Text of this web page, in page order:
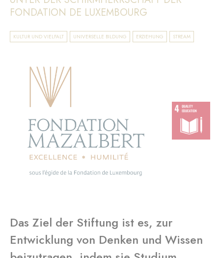
FONDATION DE LUXEMBOURG
KULTUR UND VIELFALT UNIVERSELLE BILDUNG ERZIEHUNG STREAM
Das Ziel der Stiftung ist es, zur
Entwicklung von Denken und Wissen